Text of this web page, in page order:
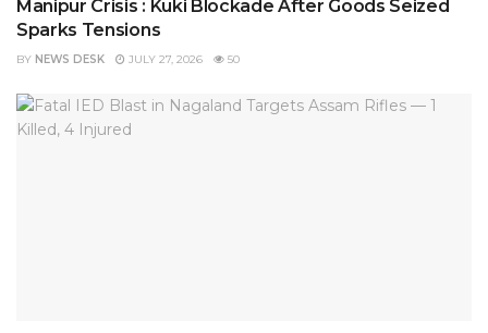
Manipur Crisis : Kuki Blockade After Goods Seized
Sparks Tensions
BY NEWS DESK JULY 27, 2026 50